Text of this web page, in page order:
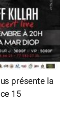
présente la
15